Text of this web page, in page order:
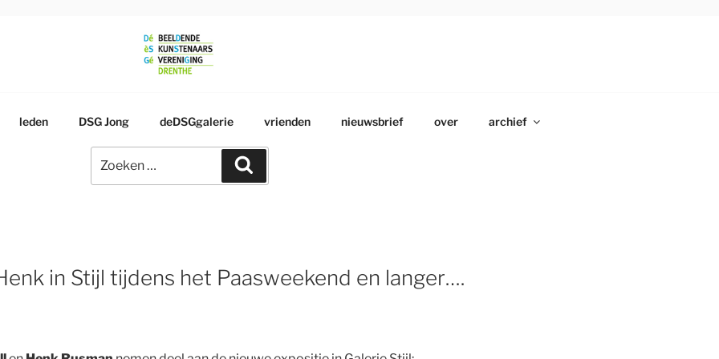
leden DSG Jong deDSGgalerie vrienden nieuwsbrief over archief
in Stijl tijdens het Paasweekend en langer….